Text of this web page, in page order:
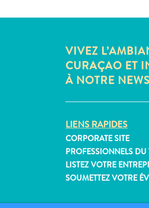
VIVEZ
CURAÇAO ET
À NOTRE
LIENS RAPIDES
CORPORATE SITE
PROFESSIONNELS
LISTEZ VOTRE
SOUMETTEZ VOTRE